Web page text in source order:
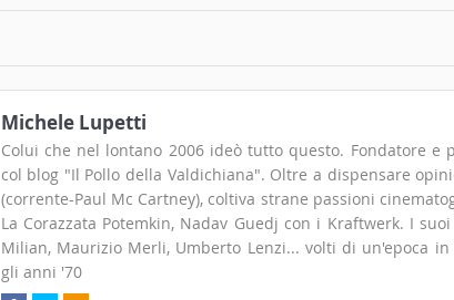
Michele Lupetti
Colui che nel lontano 2006 ideò tutto questo. Fondatore
col blog "Il Pollo della Valdichiana". Oltre a dispensare
(corrente-Paul Mc Cartney), coltiva strane passioni
La Corazzata Potemkin, Nadav Guedj con i Kraftwerk. I
Milian, Maurizio Merli, Umberto Lenzi... volti di un'epoca
gli anni '70